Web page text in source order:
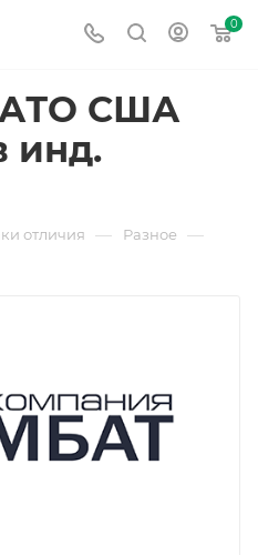
0
США
инд.
отличия — Разное —